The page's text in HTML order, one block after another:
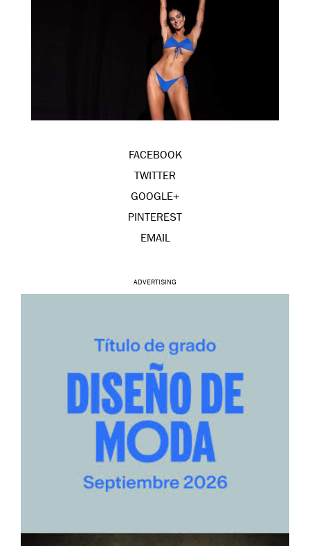
FACEBOOK
TWITTER
GOOGLE+
PINTEREST
EMAIL
ADVERTISING